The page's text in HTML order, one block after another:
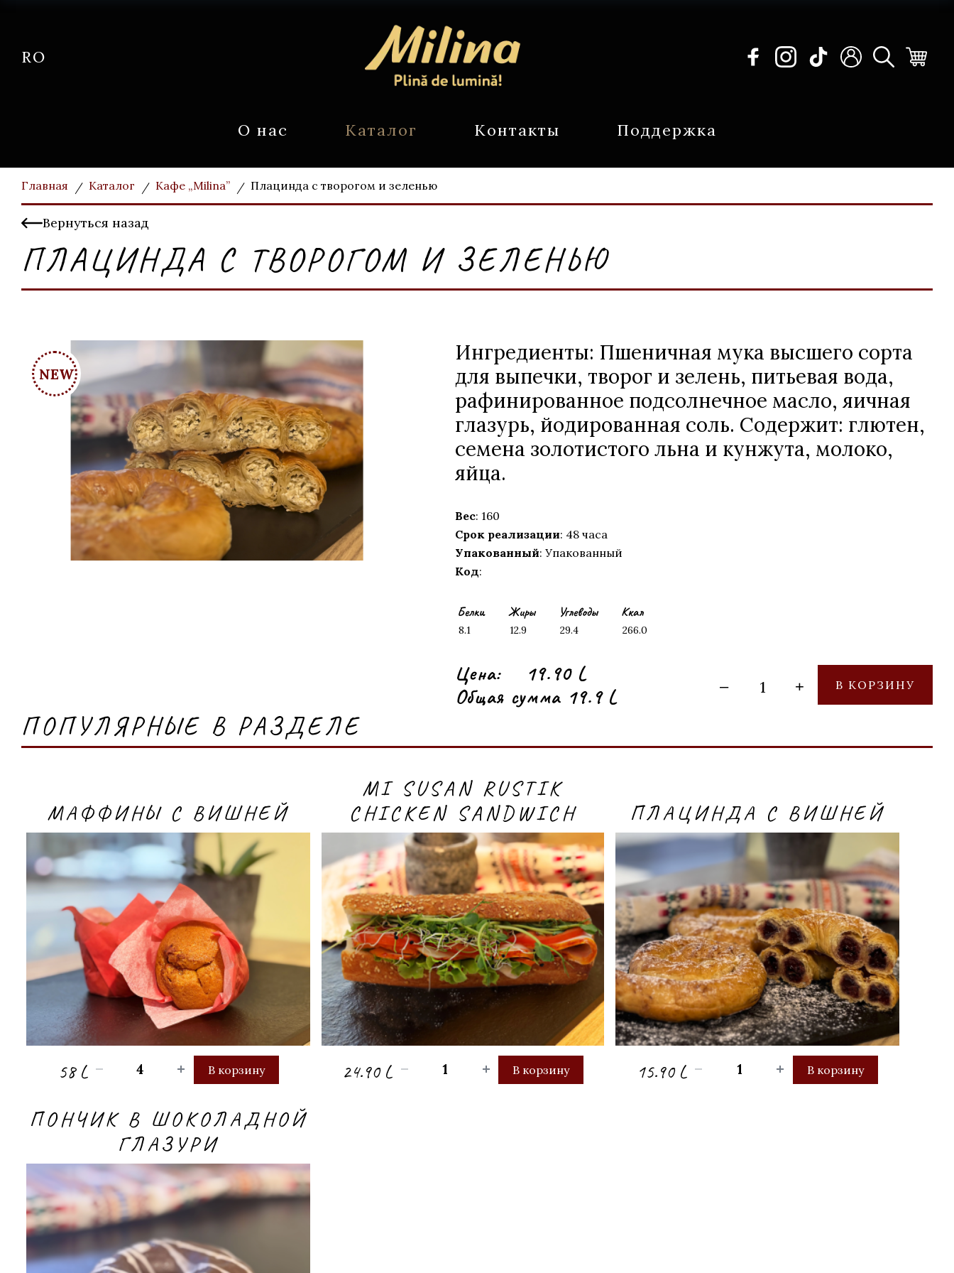
RO
О нас Каталог Контакты Поддержка
Главная Каталог Кафе „Milina” Плацинда с творогом и зеленью
Вернуться назад
ПЛАЦИНДА С ТВОРОГОМ И ЗЕЛЕНЬЮ
Ингредиенты: Пшеничная мука высшего сорта
для выпечки, творoг и зелень, питьевая вода,
рафинированное подсолнечное масло, яичная
глазурь, йодированная соль. Содержит: глютен,
семена золотистого льна и кунжута, молоко,
яйца.
Вес: 160
Срок реализации: 48 часа
Упакованный: Упакованный
Код:
Белки Жиры Углеводы Ккал
8.1 12.9 29.4 266.0
Цена:
19.90 L
Общая сумма 19.9 L
– + В КОРЗИНУ
ПОПУЛЯРНЫЕ В РАЗДЕЛЕ
МАФФИНЫ С ВИШНЕЙ
58 L В корзину
MI SUSAN RUSTIK
CHICKEN SANDWICH
24.90 L В корзину
ПЛАЦИНДА С ВИШНЕЙ
15.90 L В корзину
ПОНЧИК В ШОКОЛАДНОЙ
ГЛАЗУРИ